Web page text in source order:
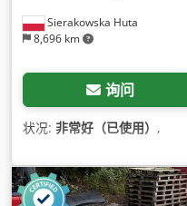
Sierakowska Huta
8,696 km
询问
状况: 非常好（已使用） ,